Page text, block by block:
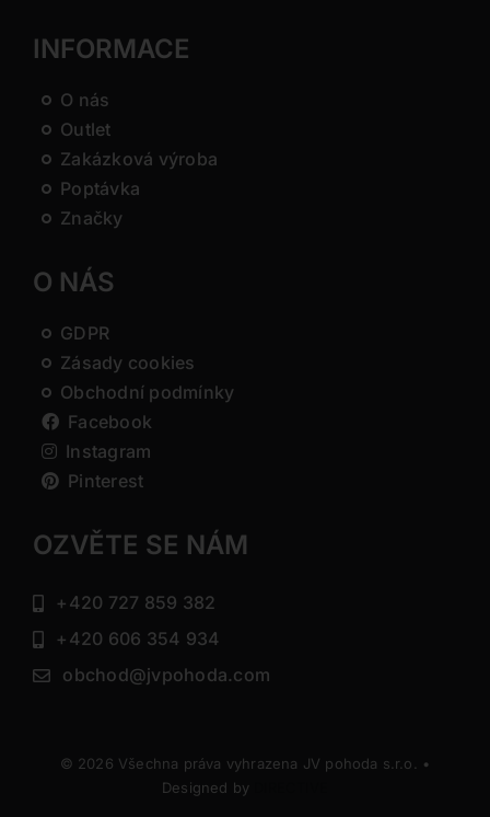
INFORMACE
O nás
Outlet
Zakázková výroba
Poptávka
Značky
O NÁS
GDPR
Zásady cookies
Obchodní podmínky
Facebook
Instagram
Pinterest
OZVĚTE SE NÁM
+420 727 859 382
+420 606 354 934
obchod@jvpohoda.com
© 2026 Všechna práva vyhrazena JV pohoda s.r.o. •
Designed by